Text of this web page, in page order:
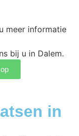
meer informatie
bij u in Dalem.
in